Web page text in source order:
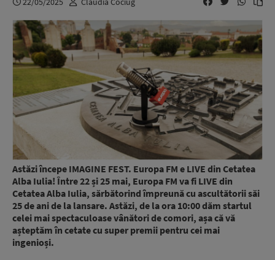
Astăzi începe IMAGINE FEST. Europa FM e LIVE din Cetatea
Alba Iulia! Între 22 și 25 mai, Europa FM va fi LIVE din
Cetatea Alba Iulia, sărbătorind împreună cu ascultătorii săi
25 de ani de la lansare. Astăzi, de la ora 10:00 dăm startul
celei mai spectaculoase vânători de comori, așa că vă
așteptăm în cetate cu super premii pentru cei mai
ingenioși.